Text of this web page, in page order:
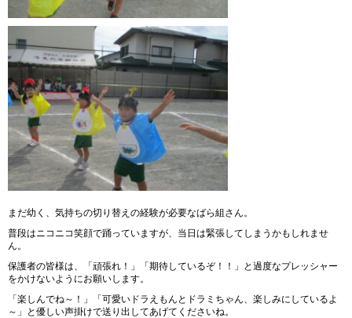
まだ幼く、気持ちの切り替えの経験が必要なばら組さん。
普段はニコニコ笑顔で踊っていますが、当日は緊張してしまうかもしれませ
ん。
保護者の皆様は、「頑張れ！」「期待しているぞ！！」と過度なプレッシャー
をかけないようにお願いします。
「楽しんでね～！」「可愛いドラえもんとドラミちゃん、楽しみにしているよ
～」と優しい声掛けで送り出してあげてくださいね。